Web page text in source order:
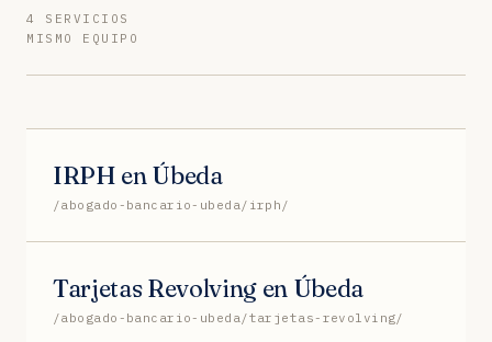
4 SERVICIOS
MISMO EQUIPO
IRPH en Úbeda
/abogado-bancario-ubeda/irph/
Tarjetas Revolving en Úbeda
/abogado-bancario-ubeda/tarjetas-revolving/